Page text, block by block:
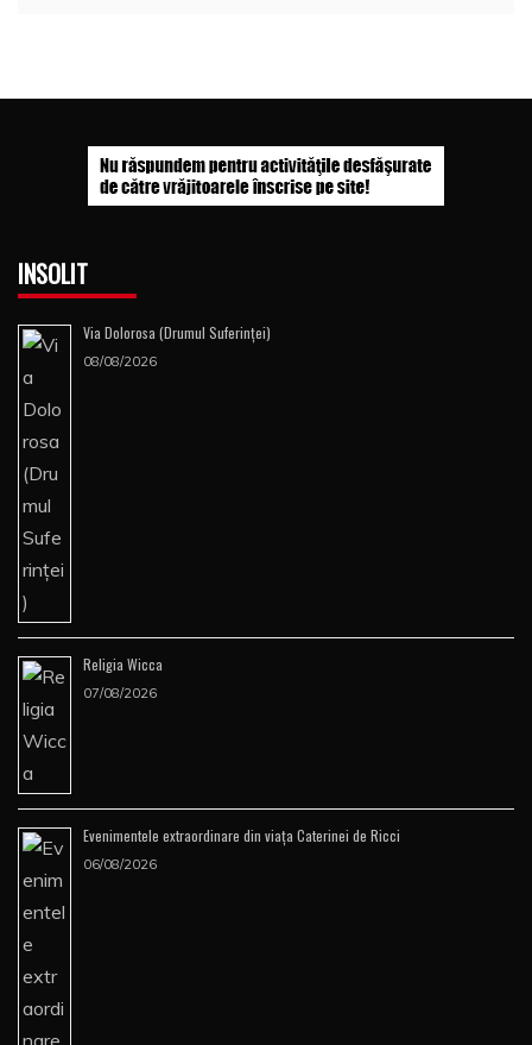
INSOLIT
Via Dolorosa (Drumul Suferinţei)
08/08/2026
Religia Wicca
07/08/2026
Evenimentele extraordinare din viața Caterinei de Ricci
06/08/2026